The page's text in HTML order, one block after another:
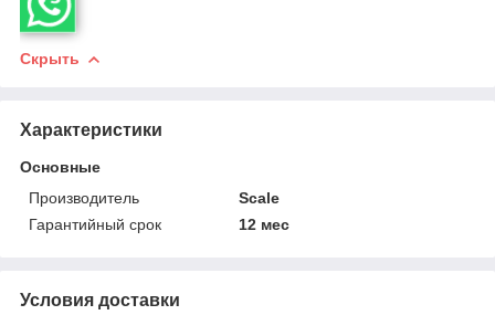
Скрыть
Характеристики
Основные
Производитель
Scale
Гарантийный срок
12 мес
Условия доставки